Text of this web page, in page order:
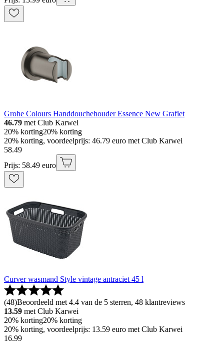
Grohe Colours Handdouchehouder Essence New Grafiet
46.79 met Club Karwei
20% korting20% korting
20% korting, voordeelprijs: 46.79 euro met Club Karwei
58.49
Prijs: 58.49 euro
Curver wasmand Style vintage antraciet 45 l
(48)Beoordeeld met 4.4 van de 5 sterren, 48 klantreviews
13.59 met Club Karwei
20% korting20% korting
20% korting, voordeelprijs: 13.59 euro met Club Karwei
16.99